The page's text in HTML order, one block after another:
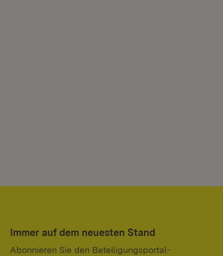
Immer auf dem neuesten Stand
Abonnieren Sie den Beteiligungsportal-